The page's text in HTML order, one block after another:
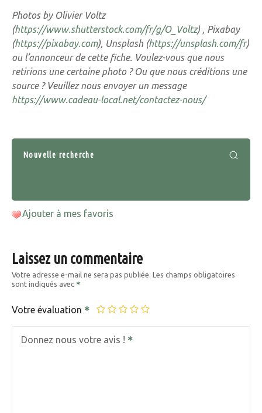
Photos by Olivier Voltz
(https://www.shutterstock.com/fr/g/O_Voltz) , Pixabay
(https://pixabay.com), Unsplash (https://unsplash.com/fr)
ou l’annonceur de cette fiche. Voulez-vous que nous
retirions une certaine photo ? Ou que nous créditions une
source ? Veuillez nous envoyer un message
https://www.cadeau-local.net/contactez-nous/
Nouvelle recherche
Ajouter à mes favoris
Laissez un commentaire
Votre adresse e-mail ne sera pas publiée. Les champs obligatoires
sont indiqués avec
Votre évaluation
Donnez nous votre avis !